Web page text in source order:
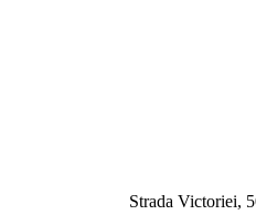
Strada Victoriei,